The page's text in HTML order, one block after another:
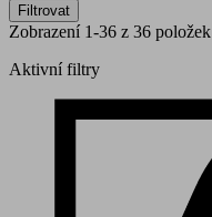
Filtrovat
Zobrazení 1-36 z 36 položek
Aktivní filtry